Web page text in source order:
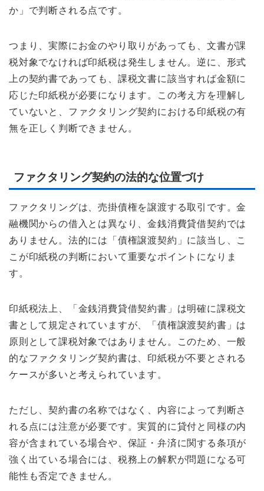
か」で判断される点です。
つまり、実際にお金のやり取りがあっても、文書が課
税対象でなければ印紙税は発生しません。逆に、形式
上の契約書であっても、課税文書に該当すれば金額に
応じた印紙税が必要になります。この考え方を理解し
ていないと、ファクタリング契約における印紙税の有
無を正しく判断できません。
ファクタリング契約の法的な位置づけ
ファクタリングは、売掛債権を譲渡する取引です。金
融機関からの借入とは異なり、金銭消費貸借契約では
ありません。法的には「債権譲渡契約」に該当し、こ
こが印紙税の判断において重要なポイントになりま
す。
印紙税法上、「金銭消費貸借契約書」は明確に課税文
書として規定されていますが、「債権譲渡契約書」は
原則として課税対象ではありません。このため、一般
的なファクタリング契約書は、印紙税が不要とされる
ケースが多いと考えられています。
ただし、契約書の名称ではなく、内容によって判断さ
れる点には注意が必要です。実質的に貸付と同様の内
容が含まれている場合や、保証・弁済に関する条項が
強く出ている場合には、税務上の解釈が問題になる可
能性も否定できません。